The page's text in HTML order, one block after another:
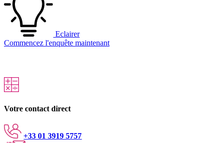
Eclairer
Commencez l'enquête maintenant
Votre contact direct
+33 01 3919 5757